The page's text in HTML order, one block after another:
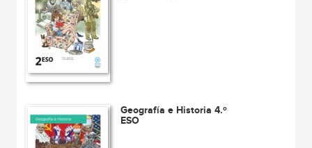
Geografía e Historia 4.º
ESO